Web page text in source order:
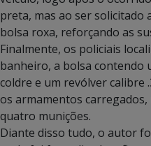
preta, mas ao ser
bolsa roxa, reforçando as
Finalmente, os policiais
banheiro, a bolsa contendo
coldre e um revólver calibre
os armamentos
quatro munições.
Diante disso tudo, o autor